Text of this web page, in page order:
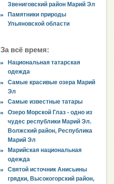
Звениговский район Марий Эл
Памятники природы
Ульяновской области
За всё время:
Национальная татарская
одежда
Самые красивые озера Марий
Эл
Самые известные татары
Озеро Морской Глаз - одно из
чудес республики Марий Эл.
Волжский район, Республика
Марий Эл
Марийская национальная
одежда
Святой источник Анисьины
грядки, Высокогорский район,